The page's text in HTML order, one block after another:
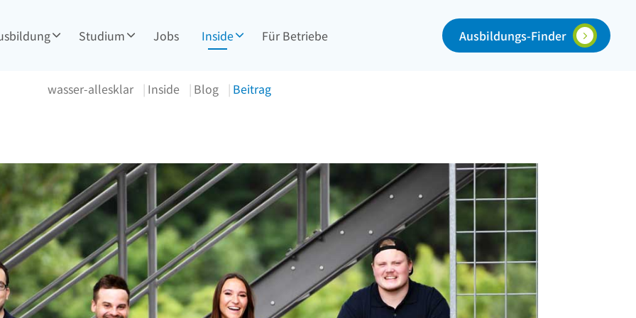
Studium Jobs Inside Für Betriebe Ausbildungs-Finder
wasser-allesklar Inside Blog Beitrag